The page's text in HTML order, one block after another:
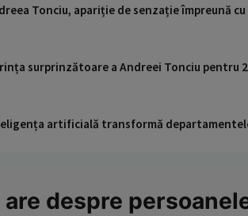
Tonciu, apariție de senzație împreună
surprinzătoare a Andreei Tonciu pentru
artificială transformă
are despre